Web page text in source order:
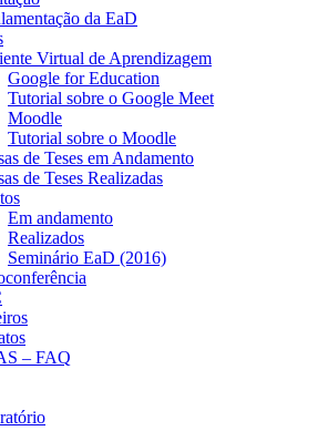
da EaD
Virtual de Aprendizagem
Google for Education
Tutorial sobre o Google Meet
Moodle
Tutorial sobre o Moodle
de Teses em Andamento
de Teses Realizadas
Em andamento
Realizados
Seminário EaD (2016)
– FAQ